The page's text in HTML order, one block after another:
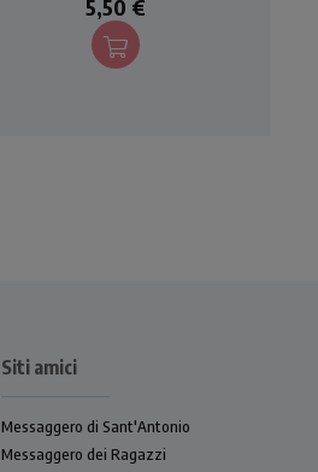
messaggi, discorsi e
documenti e dalle sue
esortazioni ed encicliche.
5,50 €
Siti amici
Messaggero di Sant'Antonio
Messaggero dei Ragazzi